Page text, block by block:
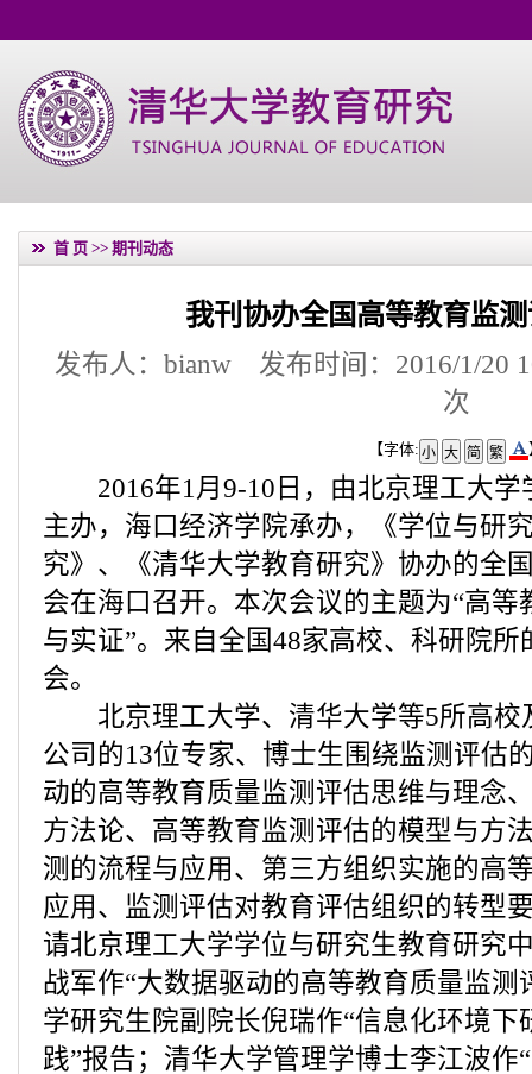
首 页 >> 期刊动态
我刊协办全国高等教育监
发布人：bianw 发布时间：2016/1/20
次
【字体:
2016年1月9-10日，由北京理工大学
主办，海口经济学院承办，《学位与研
究》、《清华大学教育研究》协办的全
会在海口召开。本次会议的主题为“高
与实证”。来自全国48家高校、科研院
会。
北京理工大学、清华大学等5所高校
公司的13位专家、博士生围绕监测评估
动的高等教育质量监测评估思维与理念
方法论、高等教育监测评估的模型与方
测的流程与应用、第三方组织实施的高
应用、监测评估对教育评估组织的转型
请北京理工大学学位与研究生教育研究
战军作“大数据驱动的高等教育质量监
学研究生院副院长倪瑞作“信息化环境
践”报告；清华大学管理学博士李江波